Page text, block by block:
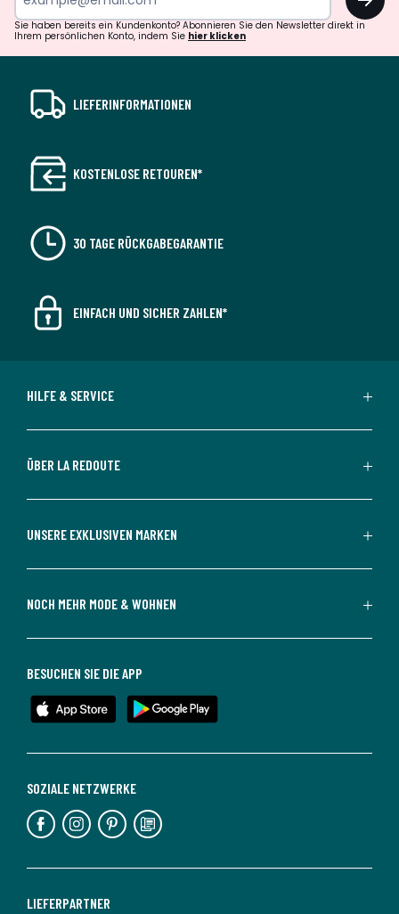
Sie haben bereits ein Kundenkonto? Abonnieren Sie den Newsletter direkt in
Ihrem persönlichen Konto, indem Sie hier klicken
LIEFERINFORMATIONEN
KOSTENLOSE RETOUREN*
30 TAGE RÜCKGABEGARANTIE
EINFACH UND SICHER ZAHLEN*
HILFE & SERVICE
ÜBER LA REDOUTE
UNSERE EXKLUSIVEN MARKEN
NOCH MEHR MODE & WOHNEN
LIEFERPARTNER
SOZIALE NETZWERKE
BESUCHEN SIE DIE APP